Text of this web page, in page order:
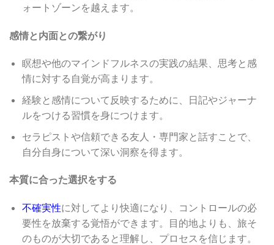
ォートゾーンを越えます。
感情と内面との繋がり
瞑想や他のマインドフルネスの実践の結果、思考と感
情に対する自覚が高まります。
経験と感情について反映するために、日記やジャーナ
ルをつける習慣を身につけます。
セラピストや信頼できる友人・専門家と話すことで、
自分自身について深い洞察を得ます。
本質に合った選択をする
不確実性に対してより快適になり、コントロールの必
要性を放棄する覚悟ができます。目的地よりも、旅そ
のものが大切であると理解し、プロセスを信じます。